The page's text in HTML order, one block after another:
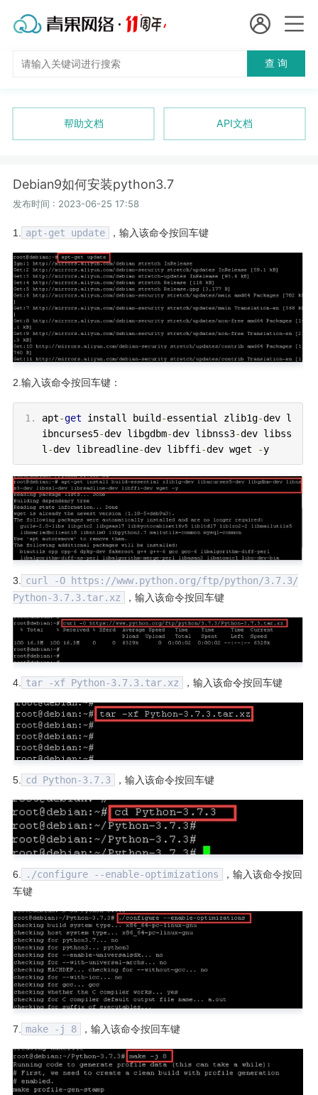
国
短效代理
隧道代理
独享代理
长效代理
进入控制台
退出
查 询
帮助文档 API文档
Debian9如何安装python3.7
发布时间 : 2023-06-25 17:58
1. apt-get update ，输入该命令按回车键
2.输入该命令按回车键：
apt-get install build -essential zlib1g-dev l
ibncurses5-dev libgdbm-dev libnss3-dev libss
l-dev libreadline-dev libffi-dev wget -y
3.
curl -O https://www.python.org/ftp/python/3.7.3/
Python-3.7.3.tar.xz
，输入该命令按回车键
4. tar -xf Python-3.7.3.tar.xz ，输入该命令按回车键
5. cd Python-3.7.3 ，输入该命令按回车键
6. ./configure --enable-optimizations
，输入该命令按回
车键
7. make -j 8 ，输入该命令按回车键